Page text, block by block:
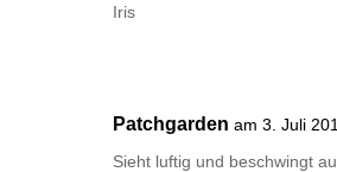
Iris
Patchgarden am 3. Juli
Sieht luftig und beschwingt